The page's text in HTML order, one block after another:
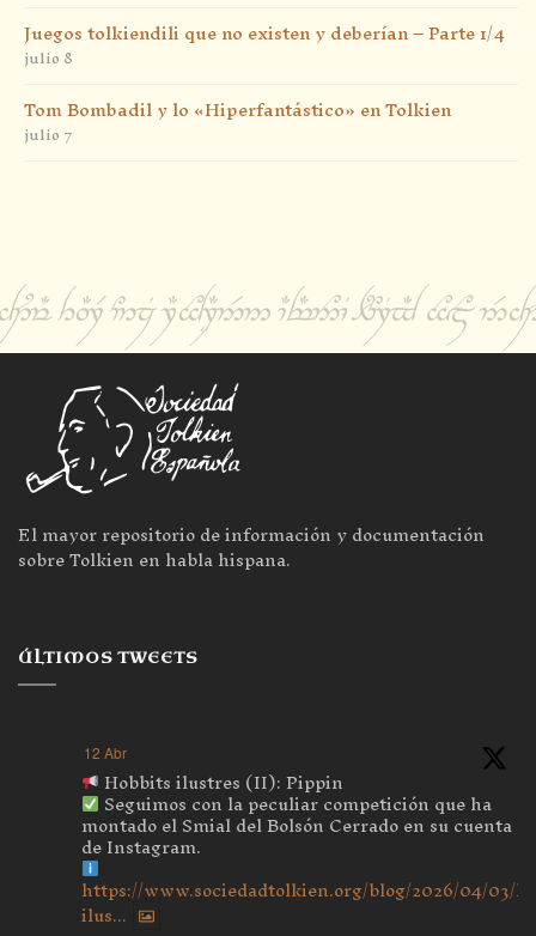
Juegos tolkiendili que no existen y deberían – Parte 1/4
julio 8
Tom Bombadil y lo «Hiperfantástico» en Tolkien
julio 7
El mayor repositorio de información y documentación
sobre Tolkien en habla hispana.
ÚLTIMOS TWEETS
12 Abr
Hobbits ilustres (II): Pippin
Seguimos con la peculiar competición que ha
montado el Smial del Bolsón Cerrado en su cuenta
de Instagram.
https://www.sociedadtolkien.org/blog/2026/04/03/
ilus...